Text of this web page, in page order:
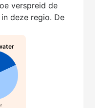
verspreid de
deze regio. De